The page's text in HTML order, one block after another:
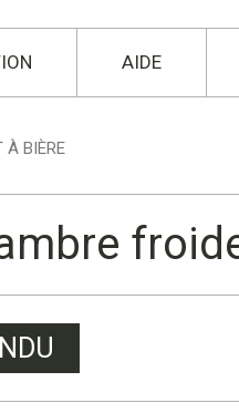
AIDE
À BIÈRE